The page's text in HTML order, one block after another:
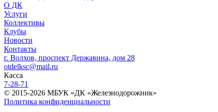
О ДК
Услуги
Коллективы
Клубы
Новости
Контакты
г. Волхов, проспект Державина, дом 28
otdelksc@mail.ru
Касса
7-28-71
© 2015-2026 МБУК «ДК «Железнодорожник»
Политика конфиденциальности